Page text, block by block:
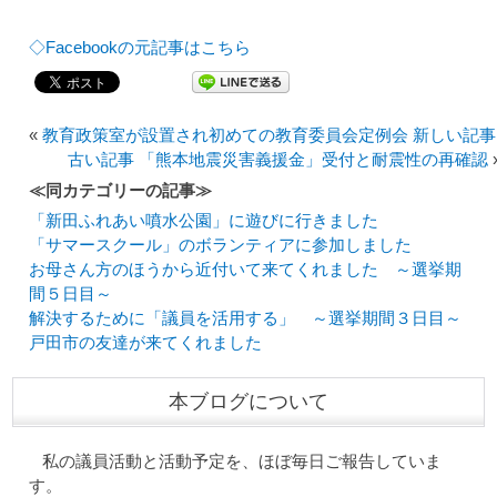
◇Facebookの元記事はこちら
«教育政策室が設置され初めての教育委員会定例会 新しい記事
古い記事 「熊本地震災害義援金」受付と耐震性の再確認
≪同カテゴリーの記事≫
「新田ふれあい噴水公園」に遊びに行きました
「サマースクール」のボランティアに参加しました
お母さん方のほうから近付いて来てくれました ～選挙期
間５日目～
解決するために「議員を活用する」 ～選挙期間３日目～
戸田市の友達が来てくれました
本ブログについて
私の議員活動と活動予定を、ほぼ毎日ご報告していま
す。